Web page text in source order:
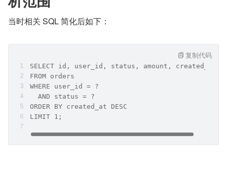
当时相关 SQL 简化后如下：
SELECT id, user_id, status, amount, created_at
FROM orders
WHERE user_id = ?
  AND status = ?
ORDER BY created_at DESC
LIMIT 1;
复制代码